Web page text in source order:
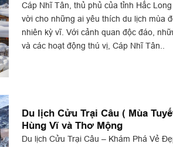
Cáp Nhĩ Tân, thủ phủ của tỉnh Hắc
vời cho những ai yêu thích du lịch mùa
nhiên kỳ vĩ. Với cảnh quan độc đáo,
và các hoạt động thú vị, Cáp Nhĩ Tân..
Du lịch Cửu Trại Câu ( Mùa
Hùng Vĩ và Thơ Mộng
Du lịch Cửu Trại Câu – Khám Phá Vẻ